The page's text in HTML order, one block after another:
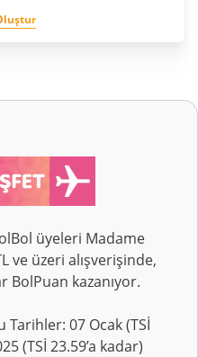
üyeleri Madame
ve üzeri alışverişinde,
BolPuan kazanıyor.
Tarihler: 07 Ocak (TSİ
(TSİ 23.59’a kadar)